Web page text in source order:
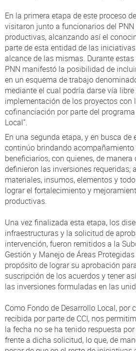
En la primera etapa de este proceso
visitaron junto a funcionarios del
productivas, alcanzando así el
parte de esta entidad de las
alcance de las mismas. Durante
PNN manifestó la posibilidad de
en un esquema de trabajo
mediante el cual podría darse vía libre
implementación de los proyectos con
cofinanciación por parte del programa
Local”.
En una segunda etapa, y en busca de
continúo brindando
beneficiarios, con quienes, de manera
definieron las inversiones requeridas;
materiales, insumos, elementos y
lograr el fortalecimiento y
productivas.
Una vez finalizada esta etapa, los
infraestructuras y la solicitud de
intervención, fueron remitidos a la
Gestión y Manejo de Áreas
propósito de lograr su aprobación
suscripción de los acuerdos y tener
las inversiones formuladas en las
Como Fondo de Desarrollo Local, por
recibida por parte de CCI, nos
la fecha no se ha tenido respuesta
frente a dicha solicitud, lo que, de